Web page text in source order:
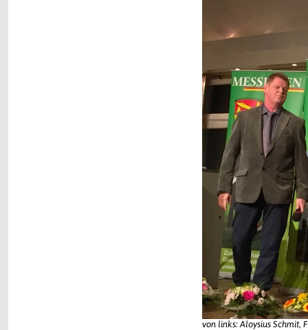
von links: Aloysius Schmit,